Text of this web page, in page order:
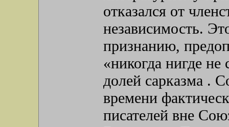
отказался от
независимость.
признанию,
«никогда нигде не
долей сарказма .
времени
писателей вне